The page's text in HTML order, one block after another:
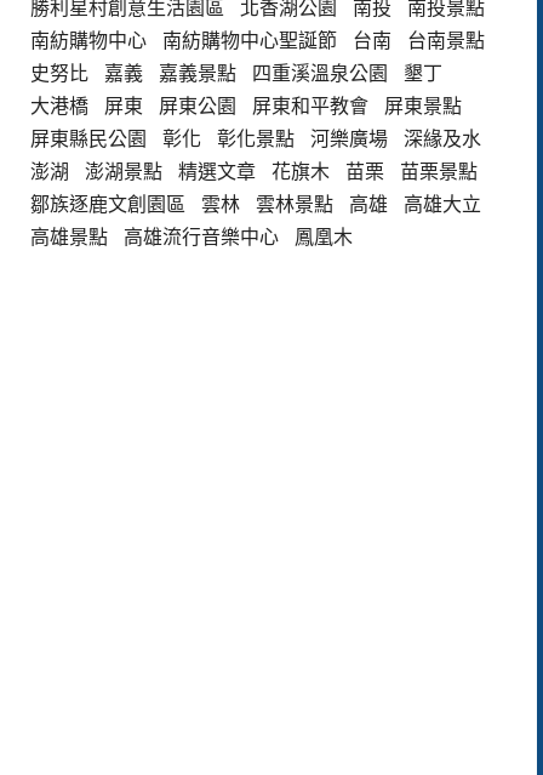
勝利星村創意生活園區
北香湖公園 南投
南投景點
南紡購物中心
南紡購物中心聖誕節 台南
台南景點
史努比
嘉義 嘉義景點 四重溪溫泉公園
墾丁
大港橋
屏東 屏東公園 屏東和平教會
屏東景點
屏東縣民公園
彰化 彰化景點 河樂廣場
深緣及水
澎湖
澎湖景點 精選文章 花旗木 苗栗
苗栗景點
鄒族逐鹿文創園區
雲林 雲林景點 高雄
高雄大立
高雄景點
高雄流行音樂中心 鳳凰木